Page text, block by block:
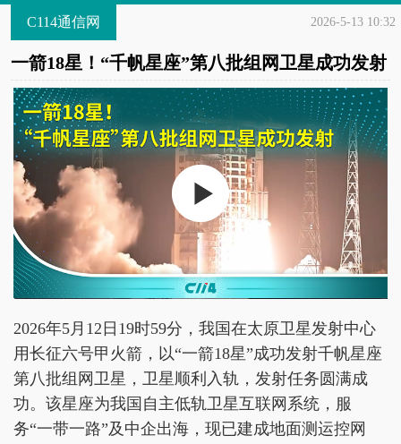
C114通信网 2026-5-13 10:32
一箭18星！“千帆星座”第八批组网卫星成功发射
2026年5月12日19时59分，我国在太原卫星发射中心
用长征六号甲火箭，以“一箭18星”成功发射千帆星座
第八批组网卫星，卫星顺利入轨，发射任务圆满成
功。该星座为我国自主低轨卫星互联网系统，服
务“一带一路”及中企出海，现已建成地面测运控网